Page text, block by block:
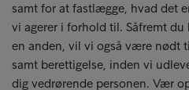
samt for at fastlægge, hvad det
vi agerer i forhold til. Såfremt
en anden, vil vi også være nødt
samt berettigelse, inden vi
dig vedrørende personen. Vær